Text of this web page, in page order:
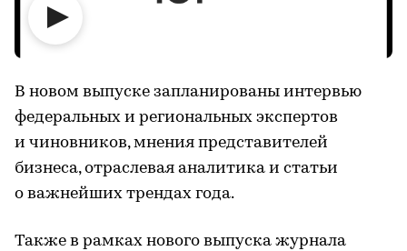
В новом выпуске запланированы интервью
федеральных и региональных экспертов
и чиновников, мнения представителей
бизнеса, отраслевая аналитика и статьи
о важнейших трендах года.
Также в рамках нового выпуска журнала